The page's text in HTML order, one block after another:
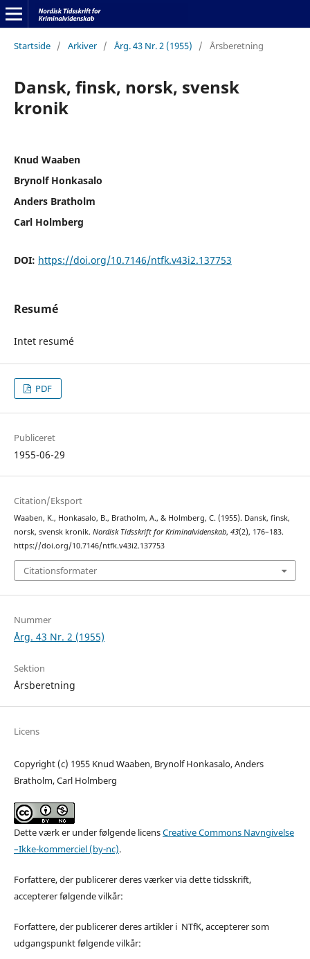
Startside / Arkiver / Årg. 43 Nr. 2 (1955) / Årsberetning
Dansk, finsk, norsk, svensk
kronik
Knud Waaben
Brynolf Honkasalo
Anders Bratholm
Carl Holmberg
DOI: https://doi.org/10.7146/ntfk.v43i2.137753
Resumé
Intet resumé
PDF
Publiceret
1955-06-29
Citation/Eksport
Waaben, K., Honkasalo, B., Bratholm, A., & Holmberg, C. (1955). Dansk, finsk,
norsk, svensk kronik. Nordisk Tidsskrift for Kriminalvidenskab, 43(2), 176–183.
https://doi.org/10.7146/ntfk.v43i2.137753
Citationsformater
Nummer
Årg. 43 Nr. 2 (1955)
Sektion
Årsberetning
Licens
Copyright (c) 1955 Knud Waaben, Brynolf Honkasalo, Anders
Bratholm, Carl Holmberg
Dette værk er under følgende licensCreative Commons Navngivelse
–Ikke-kommerciel (by-nc).
Forfattere, der publicerer deres værker via dette tidsskrift,
accepterer følgende vilkår:
Forfattere, der publicerer deres artikler i NTfK, accepterer som
udgangspunkt følgende vilkår: